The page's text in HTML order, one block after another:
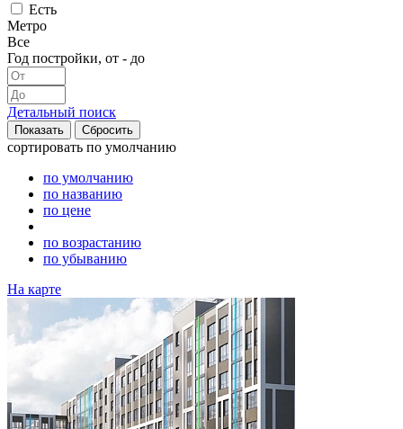
Есть
Метро
Все
Год постройки, от - до
Детальный поиск
сортировать по умолчанию
по умолчанию
по названию
по цене
по возрастанию
по убыванию
На карте